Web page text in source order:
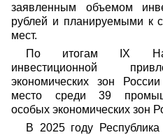
заявленным объемом
рублей и планируемыми к
мест.
По итогам IX
инвестиционной
экономических зон
место среди 39
особых экономических зон
В 2025 году